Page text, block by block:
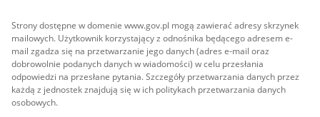
Strony dostępne w domenie www.gov.pl mogą zawierać adresy skrzynek
mailowych. Użytkownik korzystający z odnośnika będącego adresem e-
mail zgadza się na przetwarzanie jego danych (adres e-mail oraz
dobrowolnie podanych danych w wiadomości) w celu przesłania
odpowiedzi na przesłane pytania. Szczegóły przetwarzania danych przez
każdą z jednostek znajdują się w ich politykach przetwarzania danych
osobowych.